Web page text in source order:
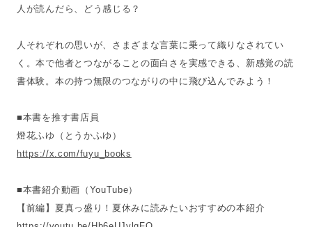
人が読んだら、どう感じる？
人それぞれの思いが、さまざまな言葉に乗って織りなされてい
く。本で他者とつながることの面白さを実感できる、新感覚の読
書体験。本の持つ無限のつながりの中に飛び込んでみよう！
■本書を推す書店員
燈花ふゆ（とうかふゆ）
https://x.com/fuyu_books
■本書紹介動画（YouTube）
【前編】夏真っ盛り！夏休みに読みたいおすすめの本紹介